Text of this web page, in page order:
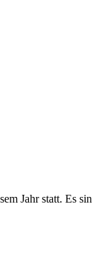
Jahr statt. Es